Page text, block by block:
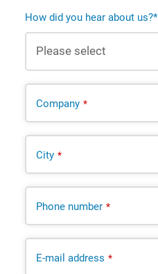
How did you hear about us?*
Company *
City *
Phone number *
E-mail address *